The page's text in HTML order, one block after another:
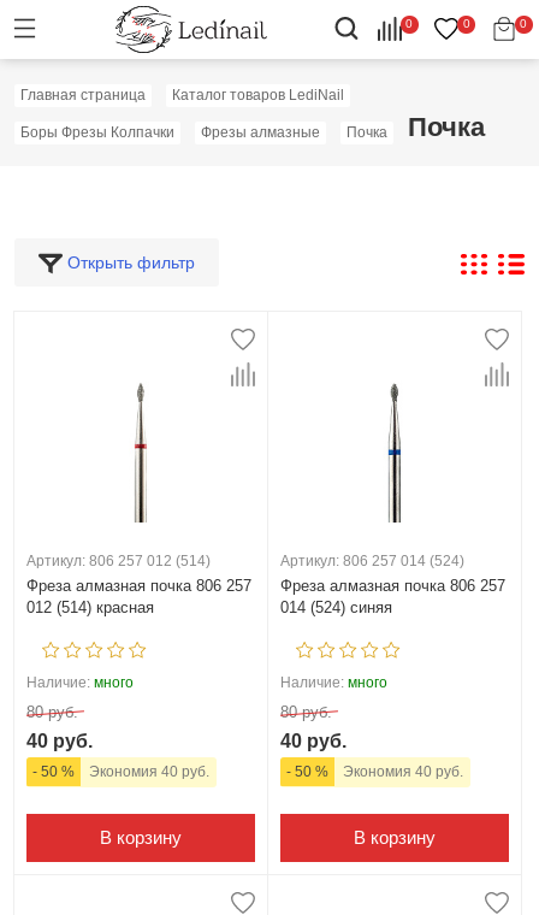
0 0 0
Главная страница Каталог товаров LediNail
Боры Фрезы Колпачки Фрезы алмазные Почка Почка
Открыть фильтр
Артикул: 806 257 012 (514)
Фреза алмазная почка 806 257
012 (514) красная
Наличие: много
80 руб.
40 руб.
- 50 % Экономия 40 руб.
В корзину
Артикул: 806 257 014 (524)
Фреза алмазная почка 806 257
014 (524) синяя
Наличие: много
80 руб.
40 руб.
- 50 % Экономия 40 руб.
В корзину